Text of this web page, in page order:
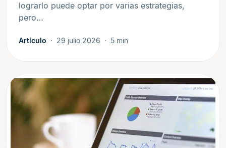
lograrlo puede optar por varias estrategias,
pero…
Artículo 29 julio 2026 5 min